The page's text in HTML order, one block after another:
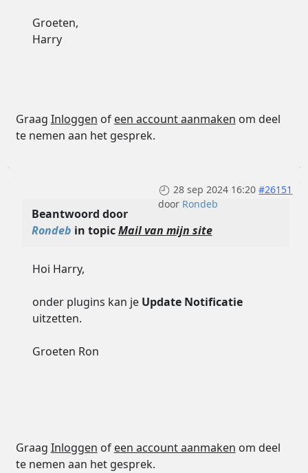
Groeten,
Harry
Graag Inloggen of een account aanmaken om deel
te nemen aan het gesprek.
28 sep 2024 16:20 #26151
door Rondeb
Beantwoord door
Rondeb in topicMail van mijn site
Hoi Harry,
onder plugins kan je Update Notificatie
uitzetten.
Groeten Ron
Graag Inloggen of een account aanmaken om deel
te nemen aan het gesprek.